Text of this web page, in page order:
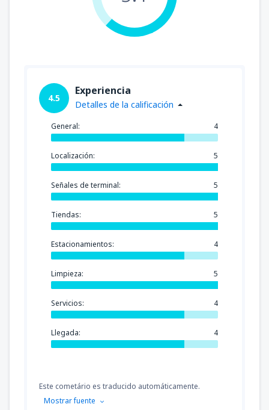
4.5
Experiencia
Detalles de la calificación
General: 4
Localización: 5
Señales de terminal: 5
Tiendas: 5
Estacionamientos: 4
Limpieza: 5
Servicios: 4
Llegada: 4
Este cometário es traducido automáticamente.
Mostrar fuente